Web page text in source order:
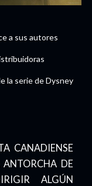
a sus autores
la serie de Dysney
CANADIENSE
DE
ALGÚN